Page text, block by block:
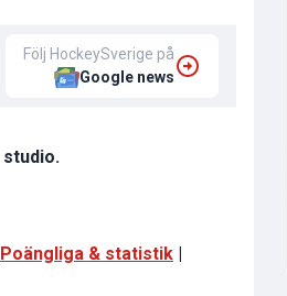
Följ HockeySverige på
Google news
studio.
Poängliga & statistik